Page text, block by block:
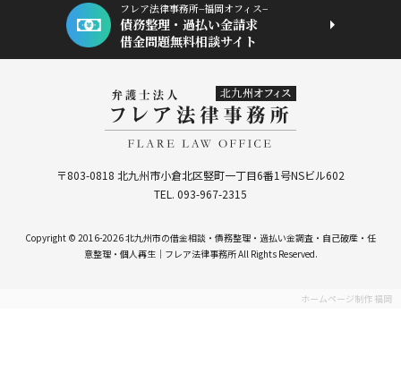
フレア法律事務所−福岡オフィス−
債務整理・過払い金請求
借金問題無料相談サイト
〒803-0818 北九州市小倉北区竪町一丁目6番1号NSビル602
TEL. 093-967-2315
Copyright © 2016-2026 北九州市の借金相談・債務整理・過払い金調査・自己破産・任
意整理・個人再生｜フレア法律事務所 All Rights Reserved.
ホームページ制作 福岡